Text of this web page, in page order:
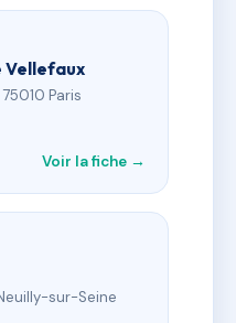
Vellefaux
Paris
Voir la fiche →
sur-Seine